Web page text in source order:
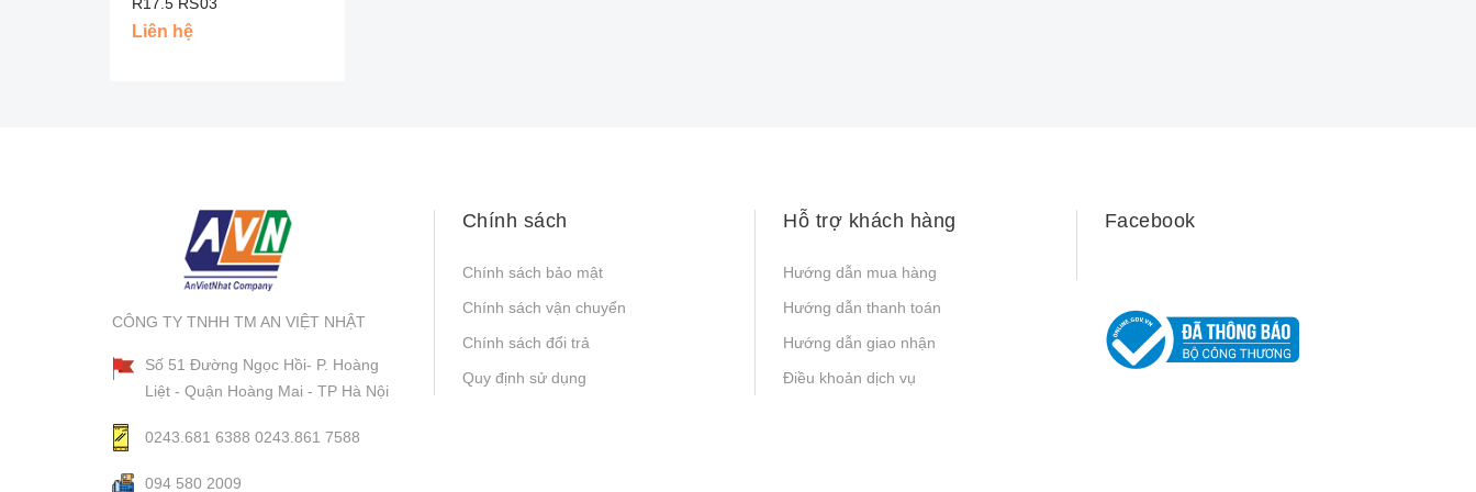
Liên hệ
CÔNG TY TNHH TM AN VIỆT NHẬT
Số 51 Đường Ngọc Hồi- P. Hoàng
Liệt - Quận Hoàng Mai - TP Hà Nội
0243.681 6388 0243.861 7588
094 580 2009
Chính sách
Chính sách bảo mật
Chính sách vận chuyển
Chính sách đổi trả
Quy định sử dụng
Hỗ trợ khách hàng
Hướng dẫn mua hàng
Hướng dẫn thanh toán
Hướng dẫn giao nhận
Điều khoản dịch vụ
Facebook